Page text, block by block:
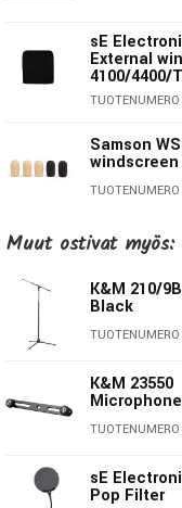
sE
External
4100/4400/
Samson
windscreen
Adam Hall
Standard
Shure
TUOTENUMERO
sE
Muut ostivat myös:
K&M 210/
Black
K&M 23550
sE
Pop Filter